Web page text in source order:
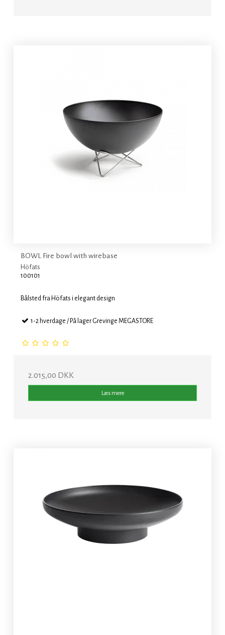
BOWL Fire bowl with wirebase
Höfats
100101
Bålsted fra Höfats i elegant design
1-2 hverdage / På lager Grevinge MEGASTORE
2.015,00 DKK
Læs mere